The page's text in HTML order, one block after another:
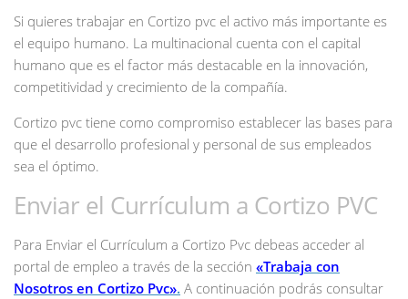
Si quieres trabajar en Cortizo pvc el activo más importante es
el equipo humano. La multinacional cuenta con el capital
humano que es el factor más destacable en la innovación,
competitividad y crecimiento de la compañía.
Cortizo pvc tiene como compromiso establecer las bases para
que el desarrollo profesional y personal de sus empleados
sea el óptimo.
Enviar el Currículum a Cortizo PVC
Para Enviar el Currículum a Cortizo Pvc debeas acceder al
portal de empleo a través de la sección «Trabaja con
Nosotros en Cortizo Pvc». A continuación podrás consultar